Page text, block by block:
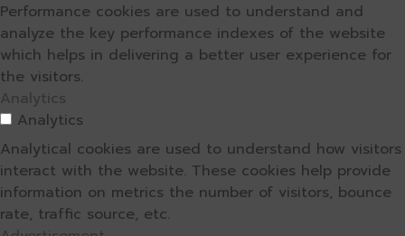
Performance cookies are used to understand and
analyze the key performance indexes of the website
which helps in delivering a better user experience for
the visitors.
Analytics
Analytics
Analytical cookies are used to understand how visitors
interact with the website. These cookies help provide
information on metrics the number of visitors, bounce
rate, traffic source, etc.